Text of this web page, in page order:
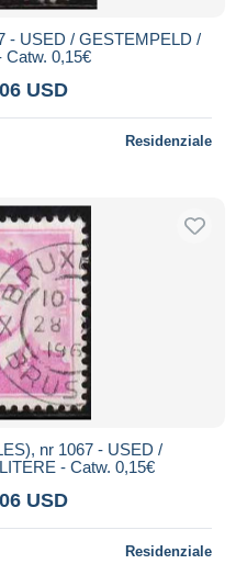
- USED / GESTEMPELD /
Catw. 0,15€
USD
Residenziale
nr 1067 - USED /
- Catw. 0,15€
USD
Residenziale